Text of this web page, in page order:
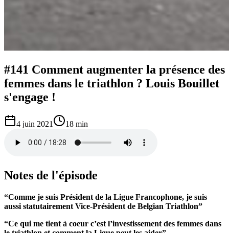
#141 Comment augmenter la présence des
femmes dans le triathlon ? Louis Bouillet
s'engage !
4 juin 2021 18 min
Notes de l'épisode
“Comme je suis Président de la Ligue Francophone, je suis
aussi statutairement Vice-Président de Belgian Triathlon”
“Ce qui me tient à coeur c’est l’investissement des femmes dans